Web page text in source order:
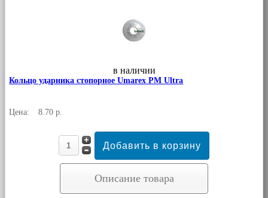
в наличии
Кольцо ударника стопорное Umarex PM Ultra
Цена: 8.70 р.
Описание товара